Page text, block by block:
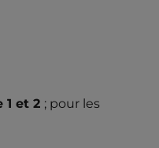
1 et 2 ; pour les